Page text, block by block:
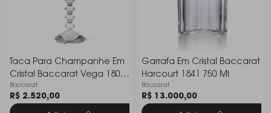
Taca Para Champanhe Em
Cristal Baccarat Vega 180
Ml
Baccarat
R$ 2.520,00
Garrafa Em Cristal Baccarat
Harcourt 1841 750 Ml
Baccarat
R$ 13.000,00